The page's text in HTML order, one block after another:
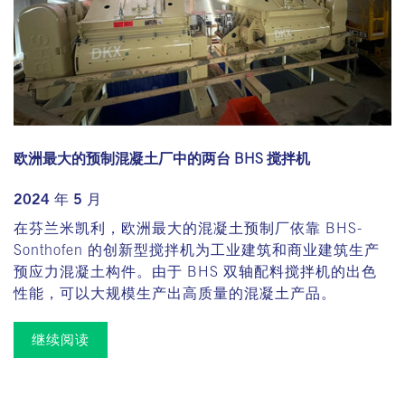
欧洲最大的预制混凝土厂中的两台 BHS 搅拌机
2024 年 5 月
在芬兰米凯利，欧洲最大的混凝土预制厂依靠 BHS-
Sonthofen 的创新型搅拌机为工业建筑和商业建筑生产
预应力混凝土构件。由于 BHS 双轴配料搅拌机的出色
性能，可以大规模生产出高质量的混凝土产品。
继续阅读